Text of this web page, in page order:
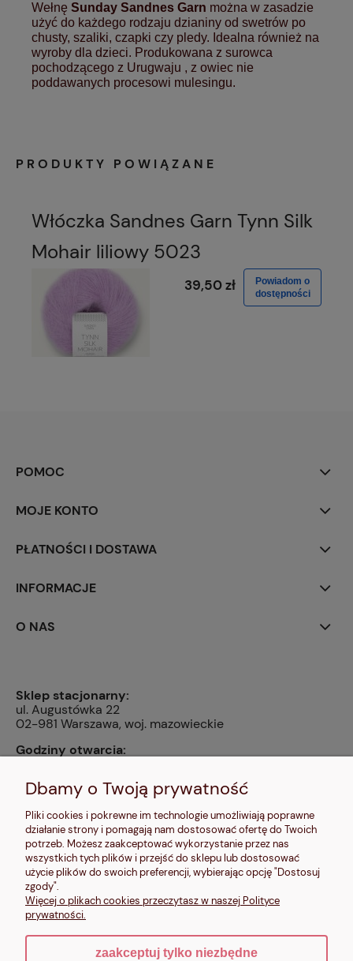
Wełnę Sunday Sandnes Garn można w zasadzie
użyć do każdego rodzaju dzianiny od swetrów po
chusty, szaliki, czapki czy pledy. Idealna również na
wyroby dla dzieci. Produkowana z surowca
pochodzącego z Urugwaju , z owiec nie
poddawanych procesowi mulesingu.
PRODUKTY POWIĄZANE
Włóczka Sandnes Garn Tynn Silk
Mohair liliowy 5023
39,50 zł
Powiadom o
dostępności
POMOC
MOJE KONTO
PŁATNOŚCI I DOSTAWA
INFORMACJE
O NAS
Sklep stacjonarny:
ul. Augustówka 22
02-981 Warszawa, woj. mazowieckie
Godziny otwarcia:
13:00, nd: nieczynne
604 680 566,
kontakt@makalele.pl;makalele@poczta.fm
Adres rejestrowy:
ul. Bartycka 63A/32
00-716 Warszawa
NIP: 6621635689
Dbamy o Twoją prywatność
Pliki cookies i pokrewne im technologie umożliwiają poprawne
działanie strony i pomagają nam dostosować ofertę do Twoich
potrzeb. Możesz zaakceptować wykorzystanie przez nas
wszystkich tych plików i przejść do sklepu lub dostosować
użycie plików do swoich preferencji, wybierając opcję "Dostosuj
zgody".
Więcej o plikach cookies przeczytasz w naszej Polityce
prywatności.
zaakceptuj tylko niezbędne